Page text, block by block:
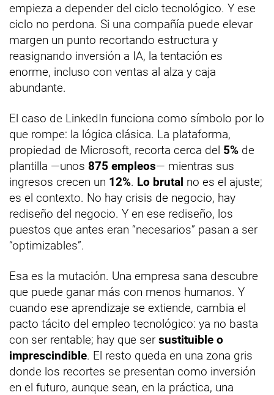
empieza a depender del ciclo tecnológico. Y ese
ciclo no perdona. Si una compañía puede elevar
margen un punto recortando estructura y
reasignando inversión a IA, la tentación es
enorme, incluso con ventas al alza y caja
abundante.
El caso de LinkedIn funciona como símbolo por lo
que rompe: la lógica clásica. La plataforma,
propiedad de Microsoft, recorta cerca del 5% de
plantilla —unos 875 empleos— mientras sus
ingresos crecen un 12%. Lo brutal no es el ajuste;
es el contexto. No hay crisis de negocio, hay
rediseño del negocio. Y en ese rediseño, los
puestos que antes eran “necesarios” pasan a ser
“optimizables”.
Esa es la mutación. Una empresa sana descubre
que puede ganar más con menos humanos. Y
cuando ese aprendizaje se extiende, cambia el
pacto tácito del empleo tecnológico: ya no basta
con ser rentable; hay que ser sustituible o
imprescindible. El resto queda en una zona gris
donde los recortes se presentan como inversión
en el futuro, aunque sean, en la práctica, una